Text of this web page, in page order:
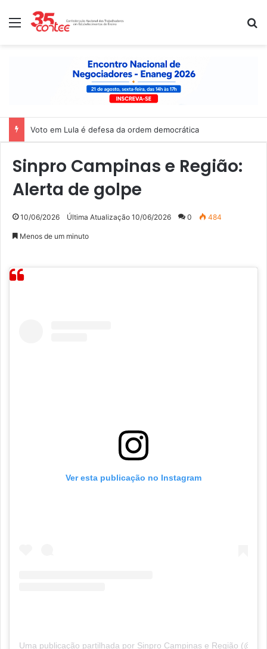
Menu
Voto em Lula é defesa da ordem democrática
Sinpro Campinas e Região:
Alerta de golpe
10/06/2026 Última Atualização 10/06/2026 0 484
Menos de um minuto
Ver esta publicação no Instagram
Uma publicação partilhada por Sinpro Campinas e Região